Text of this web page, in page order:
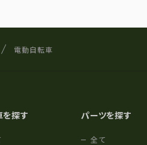
ト内の現在地
ショップナカゴヤ
電動自転車
を探す パーツを探す
全て